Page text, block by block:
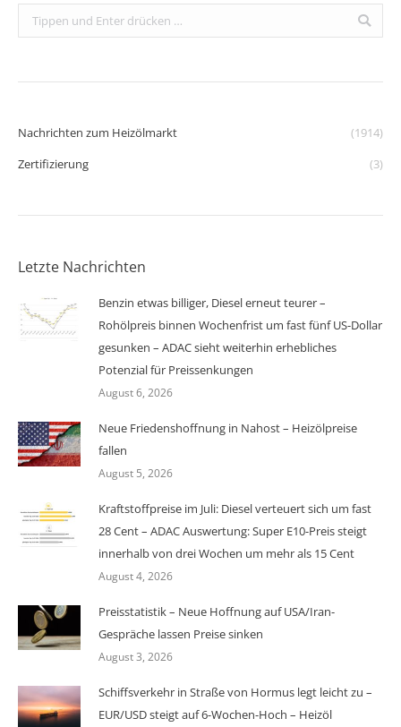
Search:
Nachrichten zum Heizölmarkt
(1914)
Zertifizierung
(3)
Letzte Nachrichten
Benzin etwas billiger, Diesel erneut teurer –
Rohölpreis binnen Wochenfrist um fast fünf US-Dollar
gesunken – ADAC sieht weiterhin erhebliches
Potenzial für Preissenkungen
August 6, 2026
Neue Friedenshoffnung in Nahost – Heizölpreise
fallen
August 5, 2026
Kraftstoffpreise im Juli: Diesel verteuert sich um fast
28 Cent – ADAC Auswertung: Super E10-Preis steigt
innerhalb von drei Wochen um mehr als 15 Cent
August 4, 2026
Preisstatistik – Neue Hoffnung auf USA/Iran-
Gespräche lassen Preise sinken
August 3, 2026
Schiffsverkehr in Straße von Hormus legt leicht zu –
EUR/USD steigt auf 6-Wochen-Hoch – Heizöl